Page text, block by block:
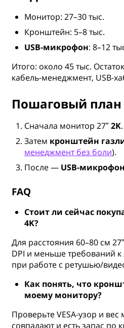
Монитор: 27–30 тыс.
Кронштейн: 5–8 тыс.
USB-микрофон: 8–12
Итого: около 45 тыс.
кабель-менеджмент, USB-
Пошаговый план
Сначала монитор 27″2K.
Затем кронштейн
менеджмент без боли).
После — USB-микрофон
FAQ
Стоит ли сейчас
4K?
Для расстояния 60–80 см 27″
DPI и меньше требований к
при работе с ретушью/
Как понять, что
моему монитору?
Проверьте VESA-узор и
совпадают и есть запас